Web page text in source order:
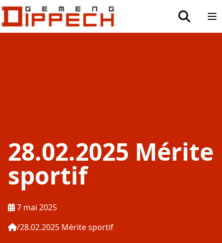
Aller au contenu principal
Aller à la recherche
toggle
28.02.2025 Mérite
sportif
Publié le :
7 mai 2025
28.02.2025 Mérite sportif